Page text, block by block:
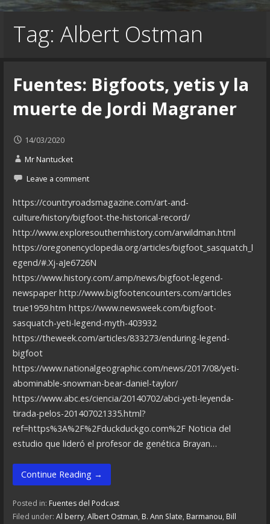
Tag: Albert Ostman
Fuentes: Bigfoots, yetis y la
muerte de Jordi Magraner
14/03/2020
Mr Nantucket
Leave a comment
https://countryroadsmagazine.com/art-and-
culture/history/bigfoot-the-historical-record/
http://www.exploresouthernhistory.com/arwildman.html
https://oregonencyclopedia.org/articles/bigfoot_sasquatch_l
egend/#.Xj-aJe6726N
https://www.history.com/.amp/news/bigfoot-legend-
newspaper http://www.bigfootencounters.com/articles
true1959.htm https://www.newsweek.com/bigfoot-
sasquatch-yeti-legend-myth-403932
https://theweek.com/articles/833273/enduring-legend-
bigfoot
https://www.nationalgeographic.com/news/2017/08/yeti-
abominable-snowman-bear-daniel-taylor/
https://www.abc.es/ciencia/20140702/abci-yeti-leyenda-
tirada-pelos-201407021335.html?
ref=https%3A%2F%2Fduckduckgo.com%2F Noticia del
estudio que lideró el profesor de genética Brayan…
Continue Reading →
Posted in: Fuentes del Podcast
Filed under: Al berry, Albert Ostman, B. Ann Slate, Barmanou, Bill